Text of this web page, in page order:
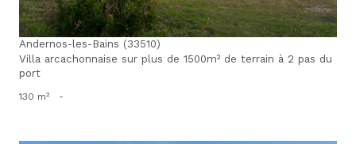
Conditions d'utilisationde Google s'appliquent.
Andernos-les-Bains (33510)
Villa arcachonnaise sur plus de 1500m² de terrain à 2 pas du
port
130 m² -